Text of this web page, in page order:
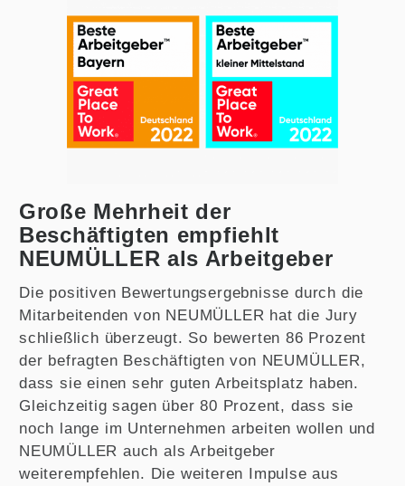
Große Mehrheit der
Beschäftigten empfiehlt
NEUMÜLLER als Arbeitgeber
Die positiven Bewertungsergebnisse durch die
Mitarbeitenden von NEUMÜLLER hat die Jury
schließlich überzeugt. So bewerten 86 Prozent
der befragten Beschäftigten von NEUMÜLLER,
dass sie einen sehr guten Arbeitsplatz haben.
Gleichzeitig sagen über 80 Prozent, dass sie
noch lange im Unternehmen arbeiten wollen und
NEUMÜLLER auch als Arbeitgeber
weiterempfehlen. Die weiteren Impulse aus